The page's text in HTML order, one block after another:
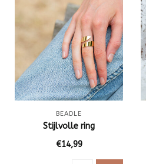
BEADLE
Stijlvolle ring
€14,99